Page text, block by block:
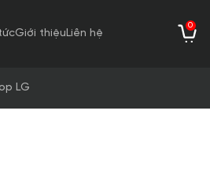
Giới thiệuLiên hệ
0
LG